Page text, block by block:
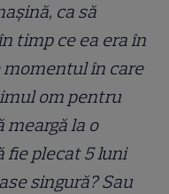
ca să
timp ce ea era în
momentul în care
om pentru
meargă la o
fie plecat 5 luni
singură? Sau